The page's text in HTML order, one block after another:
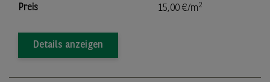
Preis 15,00 €/m2
Details anzeigen